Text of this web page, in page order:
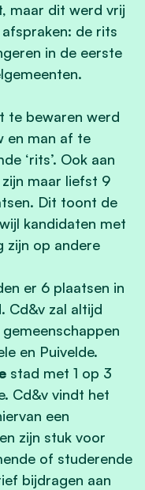
maar dit werd vrij
de rits
in de eerste
te bewaren werd
en man af te
‘rits’. Ook aan
maar liefst 9
Dit toont de
kandidaten met
zijn op andere
er 6 plaatsen in
Cd&v zal altijd
en Puivelde.
stad met 1 op 3
Cd&v vindt het
een
zijn stuk voor
of studerende
bijdragen aan